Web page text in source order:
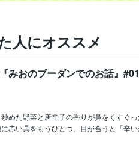
人にオススメ
みおのブーダンでのお話』
めた野菜と唐辛子の香りが鼻をくすぐ
赤い具をもうひとつ。目が合うと「辛